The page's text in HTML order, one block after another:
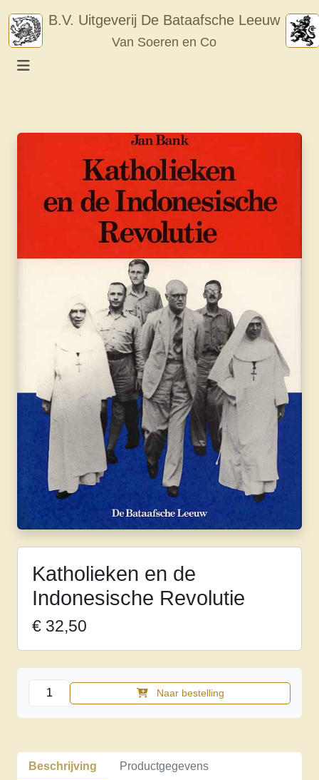
content
B.V. Uitgeverij De Bataafsche Leeuw
Van Soeren en Co
Katholieken en de
Indonesische Revolutie
€ 32,50
Katholieken
en
de
Revolutie
aantal
Naar bestelling
Beschrijving Productgegevens